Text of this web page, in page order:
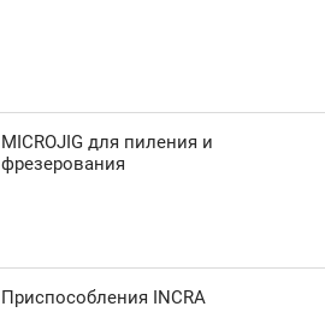
MICROJIG для пиления и
фрезерования
Приспособления INCRA